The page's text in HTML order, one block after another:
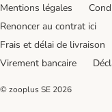
Mentions légales
Renoncer au contrat ici
Frais et délai de livraison
Virement bancaire
© zooplus SE 2026